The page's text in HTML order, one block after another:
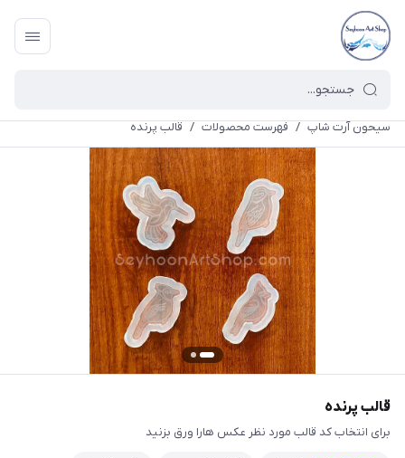
سیحون آرت شاپ / فهرست محصولات / قالب پرنده
قالب پرنده
برای انتخاب کد قالب مورد نظر عکس هارا ورق بزنید